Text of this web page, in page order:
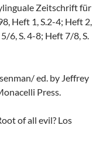
Zeitschrift für
Heft 1, S.2-4; Heft 2,
6, S. 4-8; Heft 7/8, S.
ed. by Jeffrey
Press.
of all evil? Los